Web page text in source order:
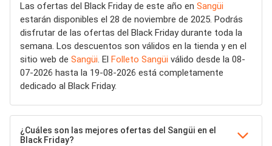
Las ofertas del Black Friday de este año en Sangüi
estarán disponibles el 28 de noviembre de 2025. Podrás
disfrutar de las ofertas del Black Friday durante toda la
semana. Los descuentos son válidos en la tienda y en el
sitio web de Sangüi. El Folleto Sangüi válido desde la 08-
07-2026 hasta la 19-08-2026 está completamente
dedicado al Black Friday.
¿Cuáles son las mejores ofertas del Sangüi en el
Black Friday?